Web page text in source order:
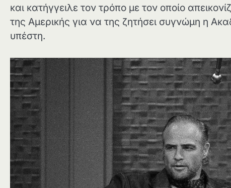
και κατήγγειλε τον τρόπο με τον οποίο
της Αμερικής για να της ζητήσει συγνώμη η
υπέστη.